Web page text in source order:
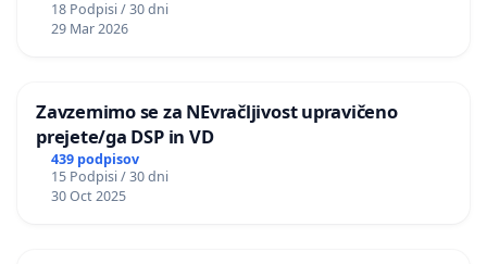
18 Podpisi / 30 dni
29 Mar 2026
Zavzemimo se za NEvračljivost upravičeno
prejete/ga DSP in VD
439 podpisov
15 Podpisi / 30 dni
30 Oct 2025